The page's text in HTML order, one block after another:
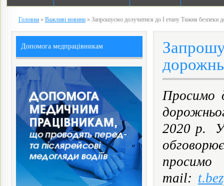
Головна » Важливі новини » Запрошуємо долучитися до І етапу Тижня безпеки
Просимо
2020 р. У
mail:
Допомога медпрацівникам